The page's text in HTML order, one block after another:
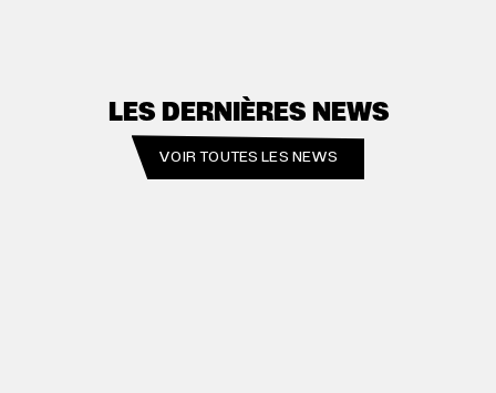
LES DERNIÈRES NEWS
VOIR TOUTES LES NEWS